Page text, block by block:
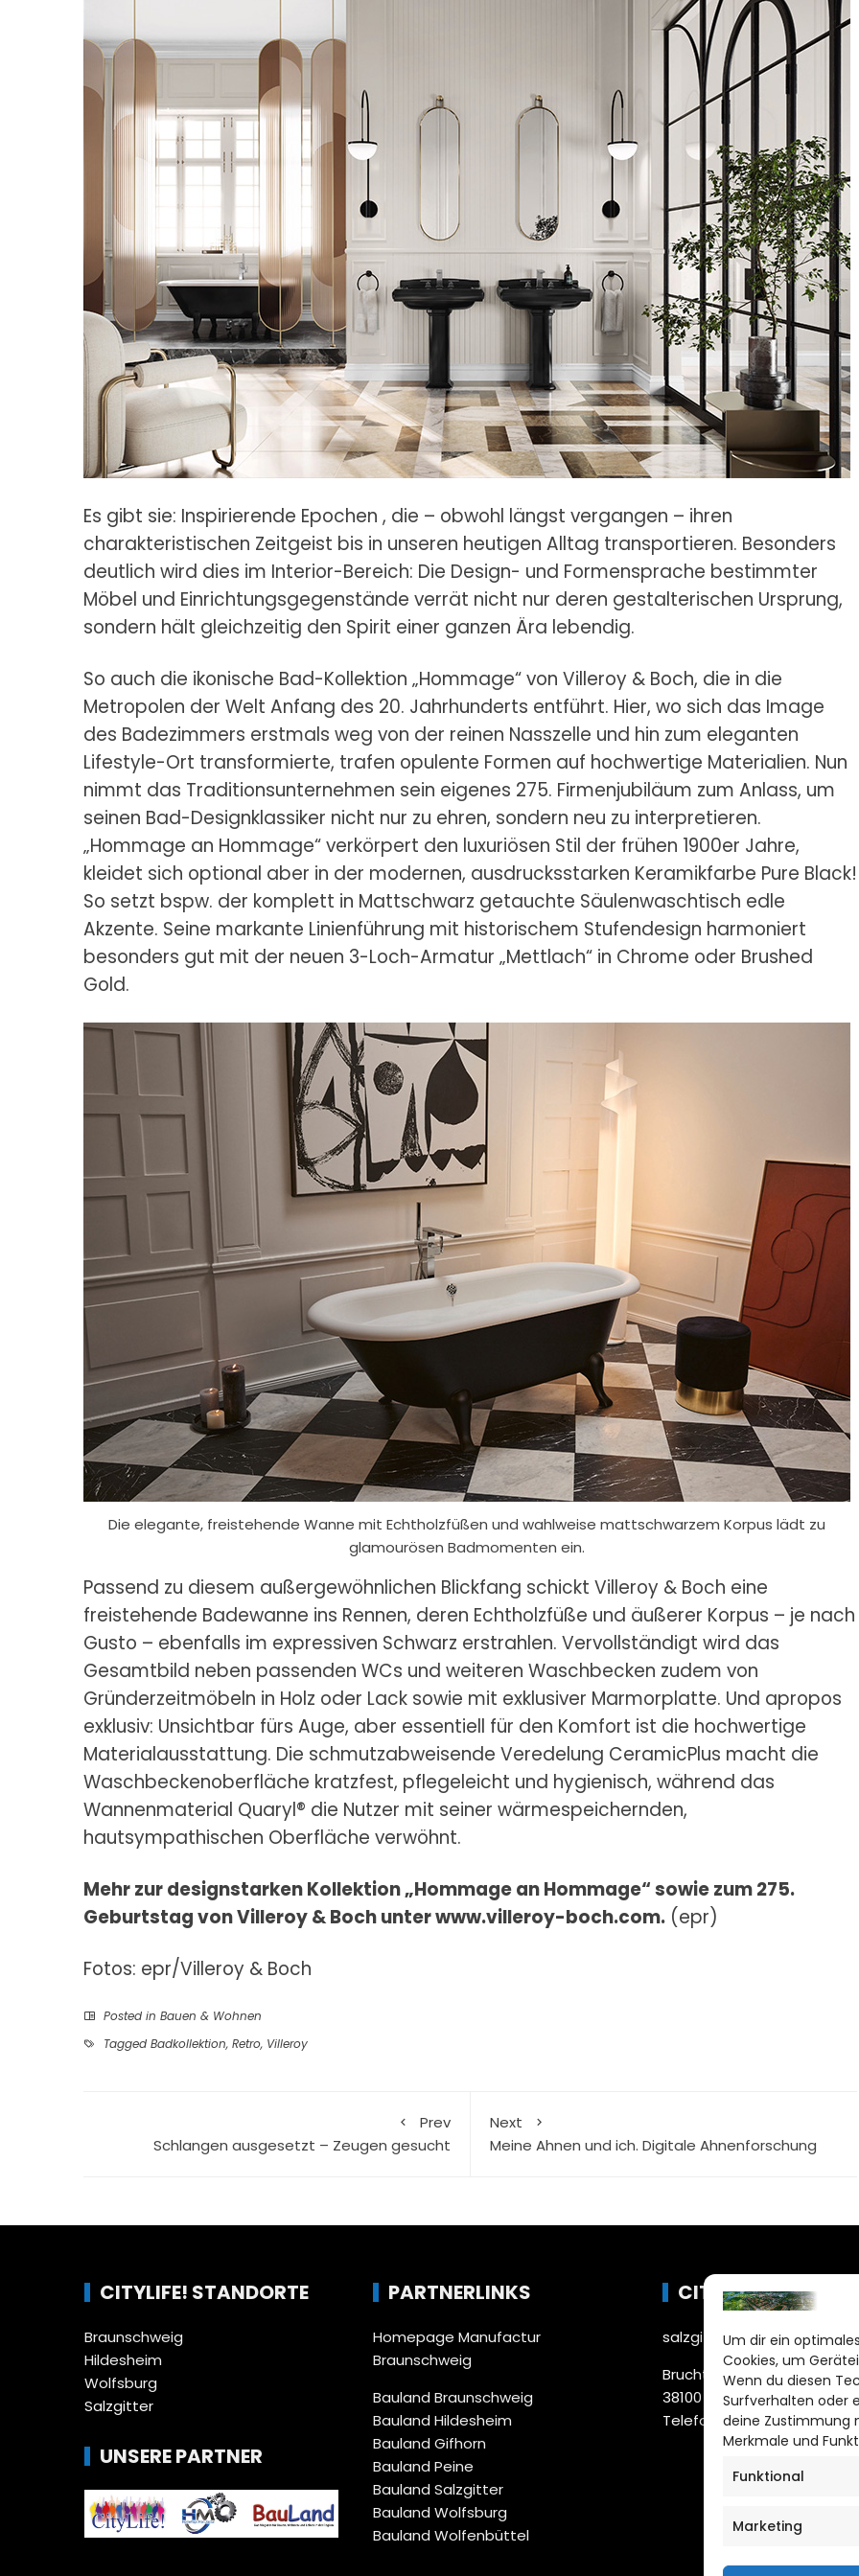
Um dir ein
Cookies, um
Wenn du diesen
Surfverhalten oder
deine Zustimmung
Merkmale und
Funktional
Marketing
Es gibt sie: Inspirierende Epochen , die – obwohl längst vergangen – ihren
charakteristischen Zeitgeist bis in unseren heutigen Alltag transportieren. Besonders
deutlich wird dies im Interior-Bereich: Die Design- und Formensprache bestimmter
Möbel und Einrichtungsgegenstände verrät nicht nur deren gestalterischen Ursprung,
sondern hält gleichzeitig den Spirit einer ganzen Ära lebendig.
So auch die ikonische Bad-Kollektion „Hommage“ von Villeroy & Boch, die in die
Metropolen der Welt Anfang des 20. Jahrhunderts entführt. Hier, wo sich das Image
des Badezimmers erstmals weg von der reinen Nasszelle und hin zum eleganten
Lifestyle-Ort transformierte, trafen opulente Formen auf hochwertige Materialien. Nun
nimmt das Traditionsunternehmen sein eigenes 275. Firmenjubiläum zum Anlass, um
seinen Bad-Designklassiker nicht nur zu ehren, sondern neu zu interpretieren.
„Hommage an Hommage“ verkörpert den luxuriösen Stil der frühen 1900er Jahre,
kleidet sich optional aber in der modernen, ausdrucksstarken Keramikfarbe Pure Black!
So setzt bspw. der komplett in Mattschwarz getauchte Säulenwaschtisch edle
Akzente. Seine markante Linienführung mit historischem Stufendesign harmoniert
besonders gut mit der neuen 3-Loch-Armatur „Mettlach“ in Chrome oder Brushed
Gold.
Die elegante, freistehende Wanne mit Echtholzfüßen und wahlweise mattschwarzem Korpus lädt zu
glamourösen Badmomenten ein.
Passend zu diesem außergewöhnlichen Blickfang schickt Villeroy & Boch eine
freistehende Badewanne ins Rennen, deren Echtholzfüße und äußerer Korpus – je nach
Gusto – ebenfalls im expressiven Schwarz erstrahlen. Vervollständigt wird das
Gesamtbild neben passenden WCs und weiteren Waschbecken zudem von
Gründerzeitmöbeln in Holz oder Lack sowie mit exklusiver Marmorplatte. Und apropos
exklusiv: Unsichtbar fürs Auge, aber essentiell für den Komfort ist die hochwertige
Materialausstattung. Die schmutzabweisende Veredelung CeramicPlus macht die
Waschbeckenoberfläche kratzfest, pflegeleicht und hygienisch, während das
Wannenmaterial Quaryl® die Nutzer mit seiner wärmespeichernden,
hautsympathischen Oberfläche verwöhnt.
Mehr zur designstarken Kollektion „Hommage an Hommage“ sowie zum 275.
Geburtstag von Villeroy & Boch unter www.villeroy-boch.com. (epr)
Fotos: epr/Villeroy & Boch
Posted in Bauen & Wohnen
Tagged Badkollektion, Retro, Villeroy
Prev
Schlangen ausgesetzt – Zeugen gesucht
Next
Meine Ahnen und ich. Digitale Ahnenforschung
CITYLIFE! STANDORTE
Braunschweig
Hildesheim
Wolfsburg
Salzgitter
UNSERE PARTNER
PARTNERLINKS
Homepage Manufactur
Braunschweig
Bauland Braunschweig
Bauland Hildesheim
Bauland Gifhorn
Bauland Peine
Bauland Salzgitter
Bauland Wolfsburg
Bauland Wolfenbüttel
CITYLIFE!
Bruchtorwall 12
38100 Braunschweig
Telefon: 0531 387220 – 65